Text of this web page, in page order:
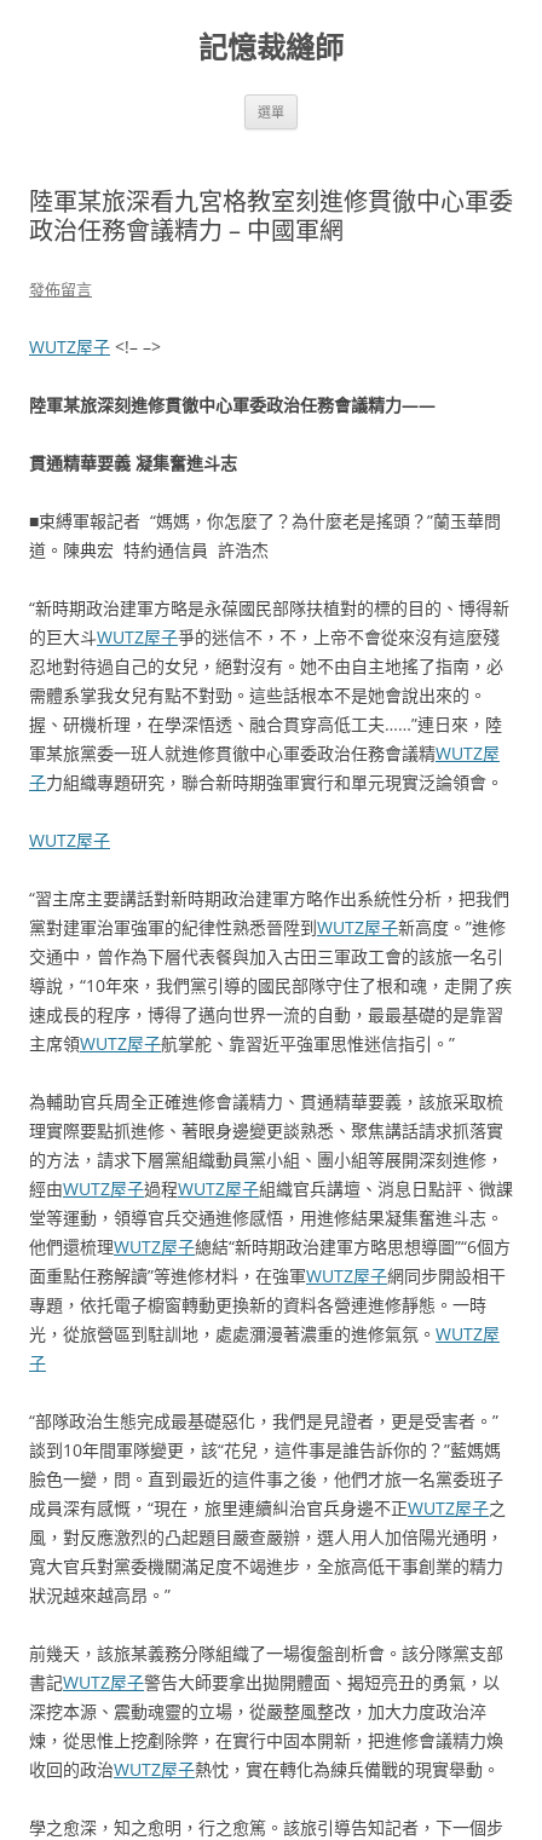
記憶裁縫師
選單
陸軍某旅深看九宮格教室刻進修貫徹中心軍委
政治任務會議精力 – 中國軍網
發佈留言
WUTZ屋子 <!– –>
陸軍某旅深刻進修貫徹中心軍委政治任務會議精力——
貫通精華要義 凝集奮進斗志
■束縛軍報記者 “媽媽，你怎麼了？為什麼老是搖頭？”蘭玉華問
道。陳典宏 特約通信員 許浩杰
“新時期政治建軍方略是永葆國民部隊扶植對的標的目的、博得新
的巨大斗WUTZ屋子爭的迷信不，不，上帝不會從來沒有這麼殘
忍地對待過自己的女兒，絕對沒有。她不由自主地搖了指南，必
需體系掌我女兒有點不對勁。這些話根本不是她會說出來的。
握、研機析理，在學深悟透、融合貫穿高低工夫……”連日來，陸
軍某旅黨委一班人就進修貫徹中心軍委政治任務會議精WUTZ屋
子力組織專題研究，聯合新時期強軍實行和單元現實泛論領會。
WUTZ屋子
“習主席主要講話對新時期政治建軍方略作出系統性分析，把我們
黨對建軍治軍強軍的紀律性熟悉晉陞到WUTZ屋子新高度。”進修
交通中，曾作為下層代表餐與加入古田三軍政工會的該旅一名引
導說，“10年來，我們黨引導的國民部隊守住了根和魂，走開了疾
速成長的程序，博得了邁向世界一流的自動，最最基礎的是靠習
主席領WUTZ屋子航掌舵、靠習近平強軍思惟迷信指引。”
為輔助官兵周全正確進修會議精力、貫通精華要義，該旅采取梳
理實際要點抓進修、著眼身邊變更談熟悉、聚焦講話請求抓落實
的方法，請求下層黨組織動員黨小組、團小組等展開深刻進修，
經由WUTZ屋子過程WUTZ屋子組織官兵講壇、消息日點評、微課
堂等運動，領導官兵交通進修感悟，用進修結果凝集奮進斗志。
他們還梳理WUTZ屋子總結“新時期政治建軍方略思想導圖”“6個方
面重點任務解讀”等進修材料，在強軍WUTZ屋子網同步開設相干
專題，依托電子櫥窗轉動更換新的資料各營連進修靜態。一時
光，從旅營區到駐訓地，處處瀰漫著濃重的進修氣氛。 WUTZ屋
子
“部隊政治生態完成最基礎惡化，我們是見證者，更是受害者。”
談到10年間軍隊變更，該“花兒，這件事是誰告訴你的？”藍媽媽
臉色一變，問。直到最近的這件事之後，他們才旅一名黨委班子
成員深有感慨，“現在，旅里連續糾治官兵身邊不正WUTZ屋子之
風，對反應激烈的凸起題目嚴查嚴辦，選人用人加倍陽光通明，
寬大官兵對黨委機關滿足度不竭進步，全旅高低干事創業的精力
狀況越來越高昂。”
前幾天，該旅某義務分隊組織了一場復盤剖析會。該分隊黨支部
書記WUTZ屋子警告大師要拿出拋開體面、揭短亮丑的勇氣，以
深挖本源、震動魂靈的立場，從嚴整風整改，加大力度政治淬
煉，從思惟上挖剷除弊，在實行中固本開新，把進修會議精力煥
收回的政治WUTZ屋子熱忱，實在轉化為練兵備戰的現實舉動。
學之愈深，知之愈明，行之愈篤。該旅引導告知記者，下一個步